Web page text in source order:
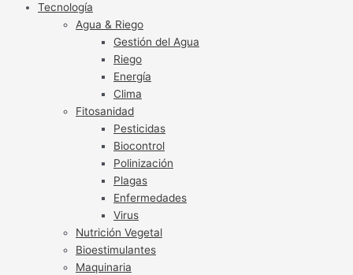
Tecnología
Agua & Riego
Gestión del Agua
Riego
Energía
Clima
Fitosanidad
Pesticidas
Biocontrol
Polinización
Plagas
Enfermedades
Virus
Nutrición Vegetal
Bioestimulantes
Maquinaria